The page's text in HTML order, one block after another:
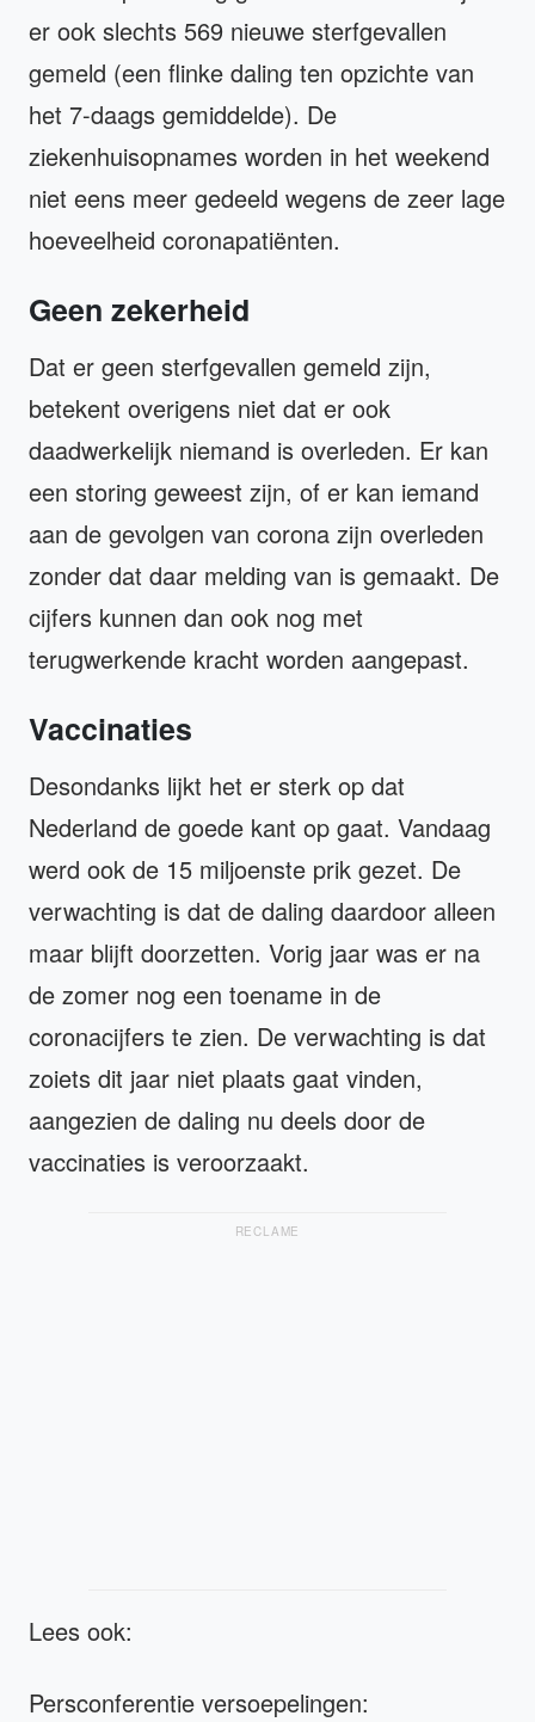
er ook slechts 569 nieuwe sterfgevallen
gemeld (een flinke daling ten opzichte van
het 7-daags gemiddelde). De
ziekenhuisopnames worden in het weekend
niet eens meer gedeeld wegens de zeer lage
hoeveelheid coronapatiënten.
Geen zekerheid
Dat er geen sterfgevallen gemeld zijn,
betekent overigens niet dat er ook
daadwerkelijk niemand is overleden. Er kan
een storing geweest zijn, of er kan iemand
aan de gevolgen van corona zijn overleden
zonder dat daar melding van is gemaakt. De
cijfers kunnen dan ook nog met
terugwerkende kracht worden aangepast.
Vaccinaties
Desondanks lijkt het er sterk op dat
Nederland de goede kant op gaat. Vandaag
werd ook de 15 miljoenste prik gezet. De
verwachting is dat de daling daardoor alleen
maar blijft doorzetten. Vorig jaar was er na
de zomer nog een toename in de
coronacijfers te zien. De verwachting is dat
zoiets dit jaar niet plaats gaat vinden,
aangezien de daling nu deels door de
vaccinaties is veroorzaakt.
RECLAME
Lees ook:
Persconferentie versoepelingen: